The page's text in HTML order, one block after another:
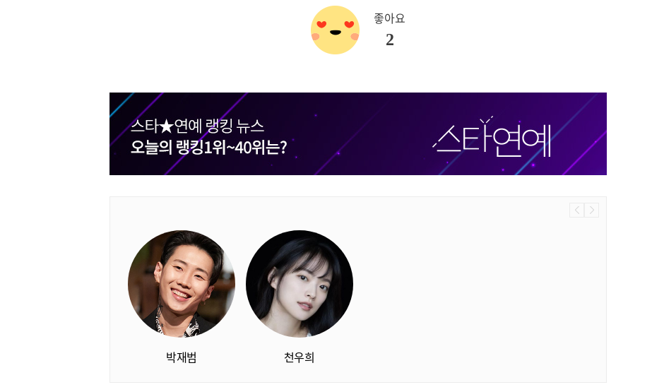
좋아요
2
박재범 천우희